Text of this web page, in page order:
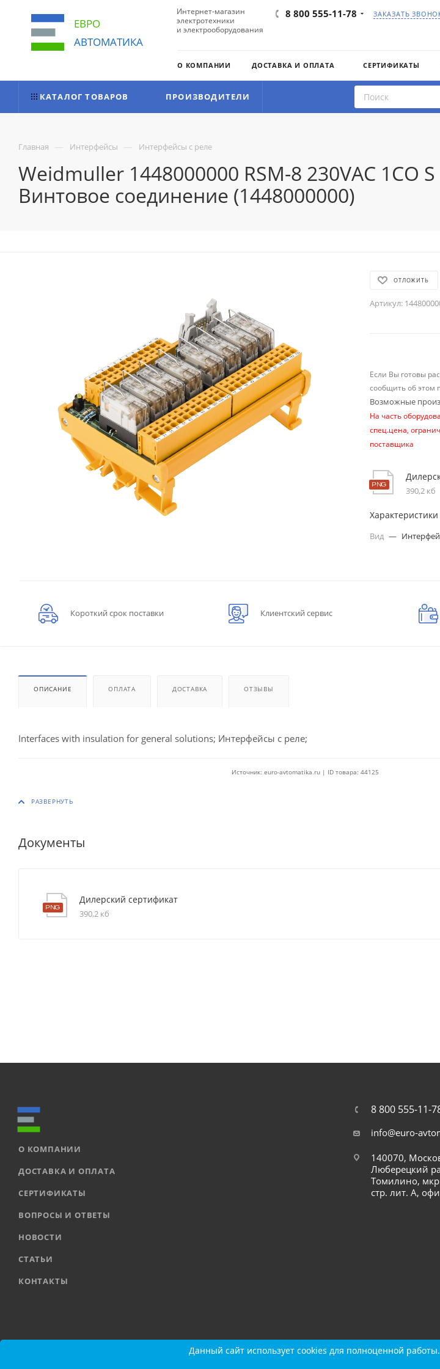
ЕВРО
АВТОМАТИКА
Интернет-магазин
электротехники
и электрооборудования
8 800 555-11-78 ЗАКАЗАТЬ
О КОМПАНИИ ДОСТАВКА И ОПЛАТА СЕРТИФИКАТЫ
КАТАЛОГ ТОВАРОВ ПРОИЗВОДИТЕЛИ
Главная — Интерфейсы — Интерфейсы с реле
Weidmuller 1448000000 RSM-8 230VAC 1CO
Винтовое соединение (1448000000)
ОТЛОЖИТЬ
Артикул:
Если Вы готовы
сообщить об этом
Возможные
На часть
спец.цена,
поставщика
390,2 кб
Характеристики
Вид —
Короткий срок поставки Клиентский сервис
ОПИСАНИЕ ОПЛАТА ДОСТАВКА ОТЗЫВЫ
Interfaces with insulation for general solutions; Интерфейсы с реле;
Источник: euro-avtomatika.ru | ID товара: 44125
Документы
Дилерский сертификат
390,2 кб
О КОМПАНИИ
ДОСТАВКА И ОПЛАТА
СЕРТИФИКАТЫ
ВОПРОСЫ И ОТВЕТЫ
НОВОСТИ
СТАТЬИ
КОНТАКТЫ
8 800 555-11-
info@euro-
140070,
Люберецкий
Томилино,
стр. лит. А,
Карта сайтаДанный сайт использует cookies для полноценной